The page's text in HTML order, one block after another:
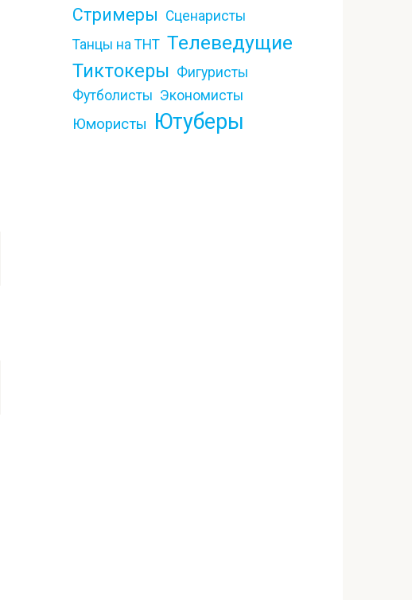
Стримеры Сценаристы
Танцы на ТНТ Телеведущие
Тиктокеры Фигуристы
Футболисты Экономисты
Юмористы Ютуберы